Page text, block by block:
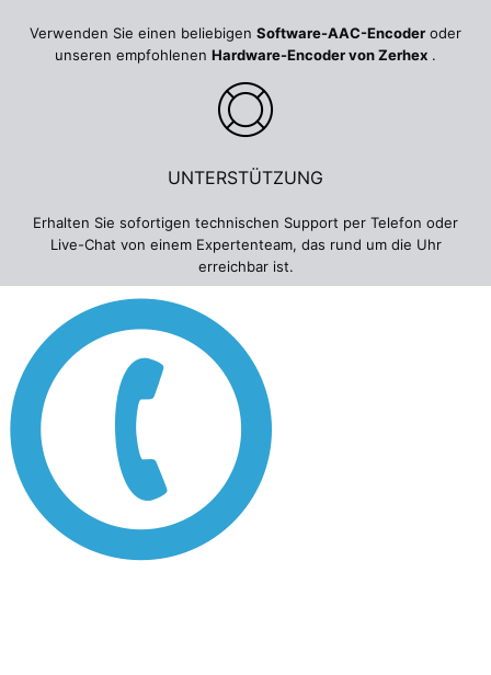
Verwenden Sie einen beliebigen Software-AAC-Encoder oder
unseren empfohlenen Hardware-Encoder von Zerhex .
UNTERSTÜTZUNG
Erhalten Sie sofortigen technischen Support per Telefon oder
Live-Chat von einem Expertenteam, das rund um die Uhr
erreichbar ist.